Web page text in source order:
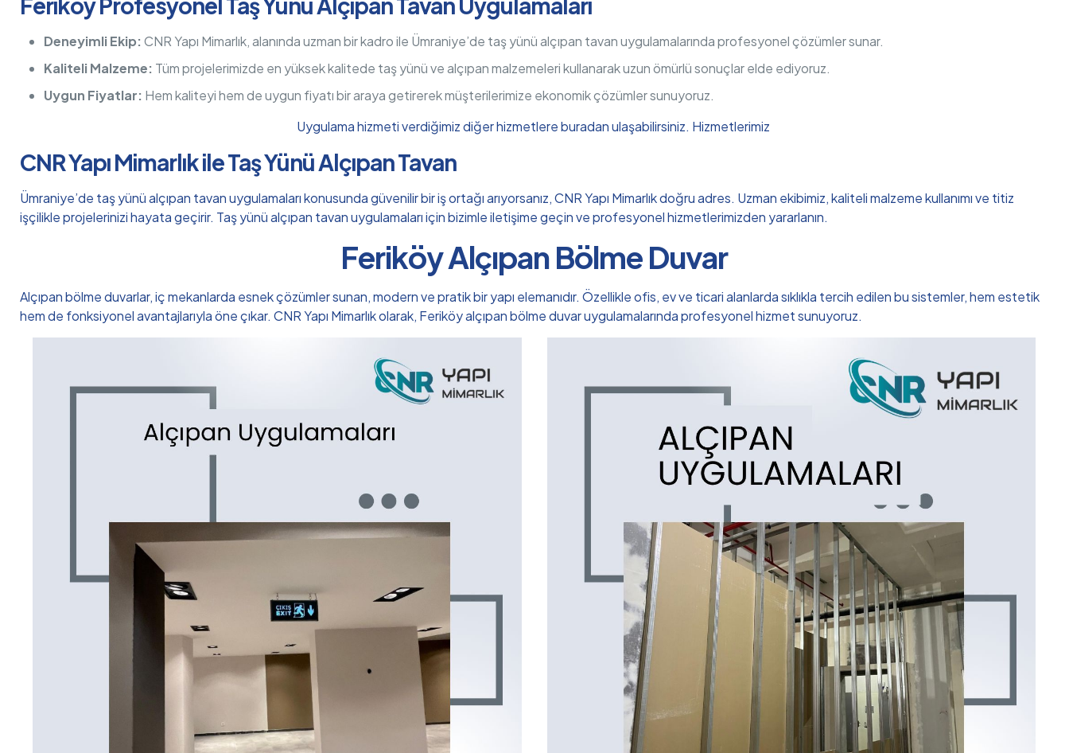
Deneyimli Ekip:CNR Yapı Mimarlık, alanında uzman bir kadro ile Ümraniye’de taş yünü alçıpan tavan uygulamalarında profesyonel çözümler sunar.
Kaliteli Malzeme: Tüm projelerimizde en yüksek kalitede taş yünü ve alçıpan malzemeleri kullanarak uzun ömürlü sonuçlar elde ediyoruz.
Uygun Fiyatlar: Hem kaliteyi hem de uygun fiyatı bir araya getirerek müşterilerimize ekonomik çözümler sunuyoruz.
Uygulama hizmeti verdiğimiz diğer hizmetlere buradan ulaşabilirsiniz. Hizmetlerimiz
CNR Yapı Mimarlık ile Taş Yünü Alçıpan Tavan
Ümraniye’de taş yünü alçıpan tavan uygulamaları konusunda güvenilir bir iş ortağı arıyorsanız, CNR Yapı Mimarlık doğru adres. Uzman ekibimiz, kaliteli malzeme kullanımı ve titiz
işçilikle projelerinizi hayata geçirir. Taş yünü alçıpan tavan uygulamaları için bizimle iletişime geçin ve profesyonel hizmetlerimizden yararlanın.
Feriköy Alçıpan Bölme Duvar
Alçıpan bölme duvarlar, iç mekanlarda esnek çözümler sunan, modern ve pratik bir yapı elemanıdır. Özellikle ofis, ev ve ticari alanlarda sıklıkla tercih edilen bu sistemler, hem estetik
hem de fonksiyonel avantajlarıyla öne çıkar. CNR Yapı Mimarlık olarak, Feriköy alçıpan bölme duvar uygulamalarında profesyonel hizmet sunuyoruz.